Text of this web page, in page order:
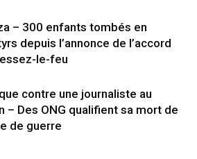
– 300 enfants tombés en
depuis l’annonce de l’accord
le-feu
contre une journaliste au
– Des ONG qualifient sa mort de
de guerre